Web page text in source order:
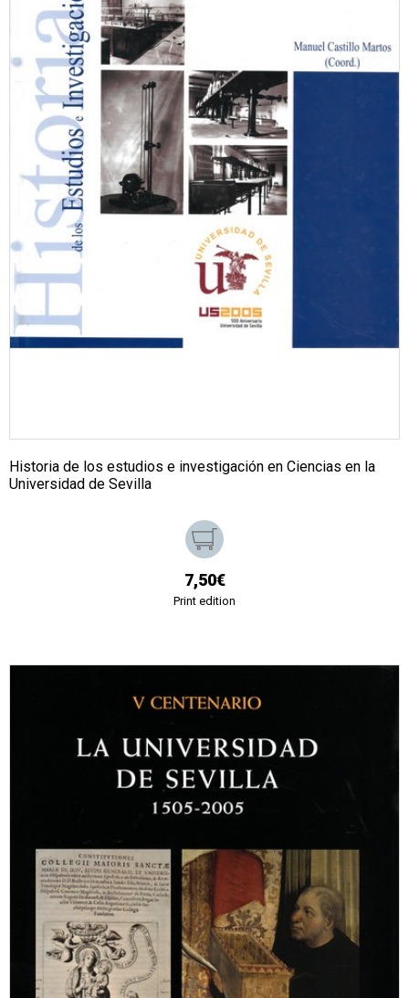
Historia de los estudios e investigación en Ciencias en la
Universidad de Sevilla
7,50€
Print edition